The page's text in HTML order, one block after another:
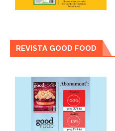
REVISTA GOOD FOOD